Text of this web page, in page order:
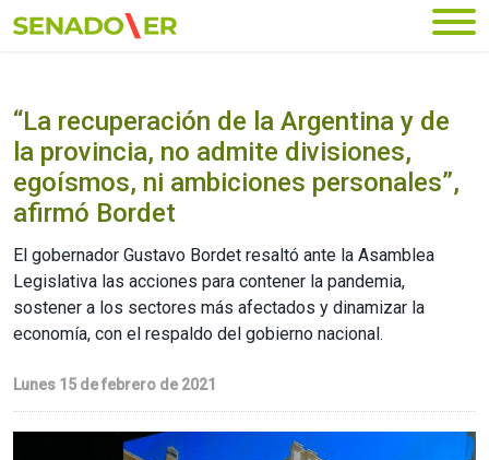
Ir al menú principal
“La recuperación de la Argentina y de
la provincia, no admite divisiones,
egoísmos, ni ambiciones personales”,
afirmó Bordet
El gobernador Gustavo Bordet resaltó ante la Asamblea
Legislativa las acciones para contener la pandemia,
sostener a los sectores más afectados y dinamizar la
economía, con el respaldo del gobierno nacional.
Lunes 15 de febrero de 2021